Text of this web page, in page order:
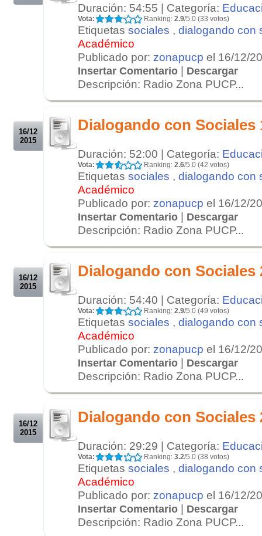
Duración: 54:55 | Categoría:
Vota: Ranking: 2.9/5.0 (33 votos)
Etiquetas sociales , dialogando con
Académico
Publicado por: zonapucp el 16/12/
Insertar Comentario | Descargar
Descripción: Radio Zona PUCP...
16/12
2015
Dialogando con Sociales
Duración: 52:00 | Categoría:
Vota: Ranking: 2.6/5.0 (42 votos)
Etiquetas sociales , dialogando con
Académico
Publicado por: zonapucp el 16/12/
Insertar Comentario | Descargar
Descripción: Radio Zona PUCP...
16/12
2015
Dialogando con Sociales
Duración: 54:40 | Categoría:
Vota: Ranking: 2.9/5.0 (49 votos)
Etiquetas sociales , dialogando con
Académico
Publicado por: zonapucp el 16/12/
Insertar Comentario | Descargar
Descripción: Radio Zona PUCP...
16/12
2015
Dialogando con Sociales
Duración: 29:29 | Categoría:
Vota: Ranking: 3.2/5.0 (38 votos)
Etiquetas sociales , dialogando con
Académico
Publicado por: zonapucp el 16/12/
Insertar Comentario | Descargar
Descripción: Radio Zona PUCP...